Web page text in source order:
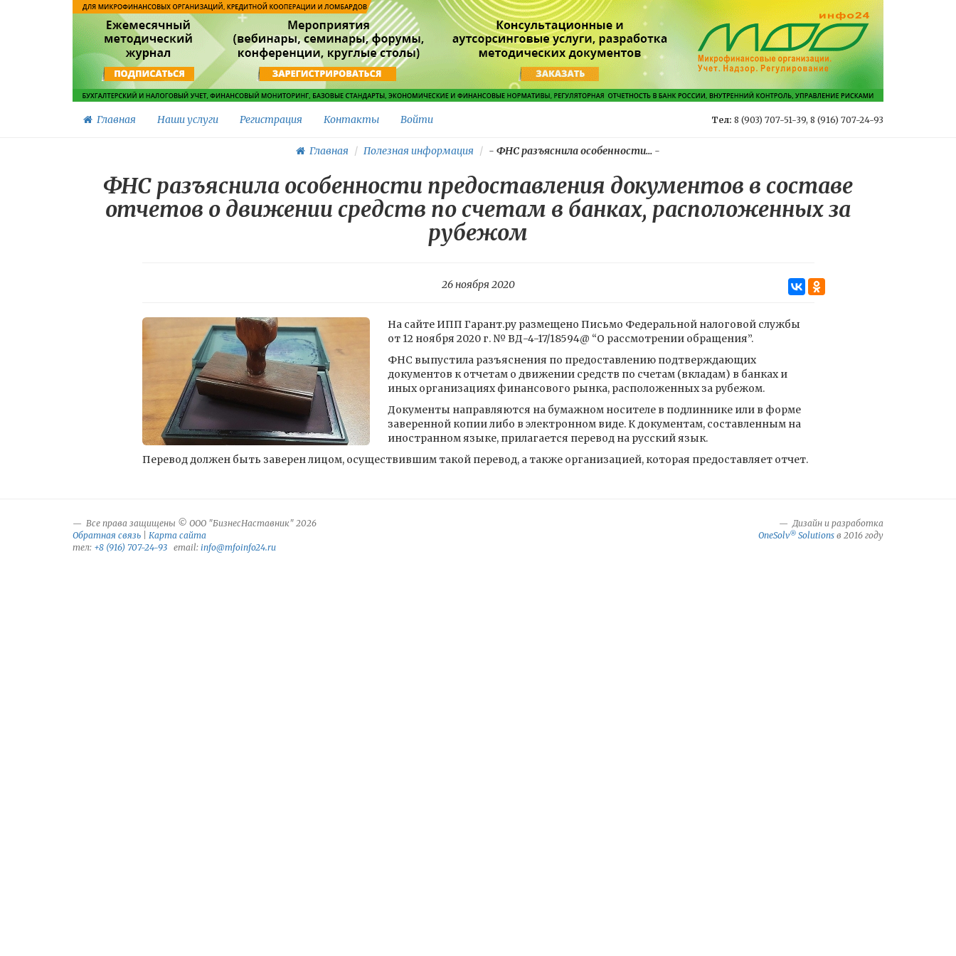
Главная Наши услуги Регистрация Контакты Войти Тел: 8 (903) 707-51-39, 8 (916) 707-24-93
Главная Полезная информация - ФНС разъяснила особенности... -
ФНС разъяснила особенности предоставления документов в составе
отчетов о движении средств по счетам в банках, расположенных за
рубежом
26 ноября 2020
На сайте ИПП Гарант.ру размещено Письмо Федеральной налоговой службы
от 12 ноября 2020 г. № ВД-4-17/18594@ “О рассмотрении обращения”.
ФНС выпустила разъяснения по предоставлению подтверждающих
документов к отчетам о движении средств по счетам (вкладам) в банках и
иных организациях финансового рынка, расположенных за рубежом.
Документы направляются на бумажном носителе в подлиннике или в форме
заверенной копии либо в электронном виде. К документам, составленным на
иностранном языке, прилагается перевод на русский язык.
Перевод должен быть заверен лицом, осуществившим такой перевод, а также организацией, которая предоставляет отчет.
Все права защищены © ООО "БизнесНаставник" 2026
Обратная связь
Карта сайта
тел: +8 (916) 707-24-93 email: info@mfoinfo24.ru
Дизайн и разработка
OneSolv® Solutions в 2016 году